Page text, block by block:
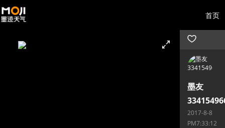
首页
墨友
2017-8-8
PM7:33:12